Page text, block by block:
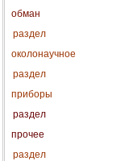
обман
раздел
околонаучное
раздел
приборы
раздел
прочее
раздел